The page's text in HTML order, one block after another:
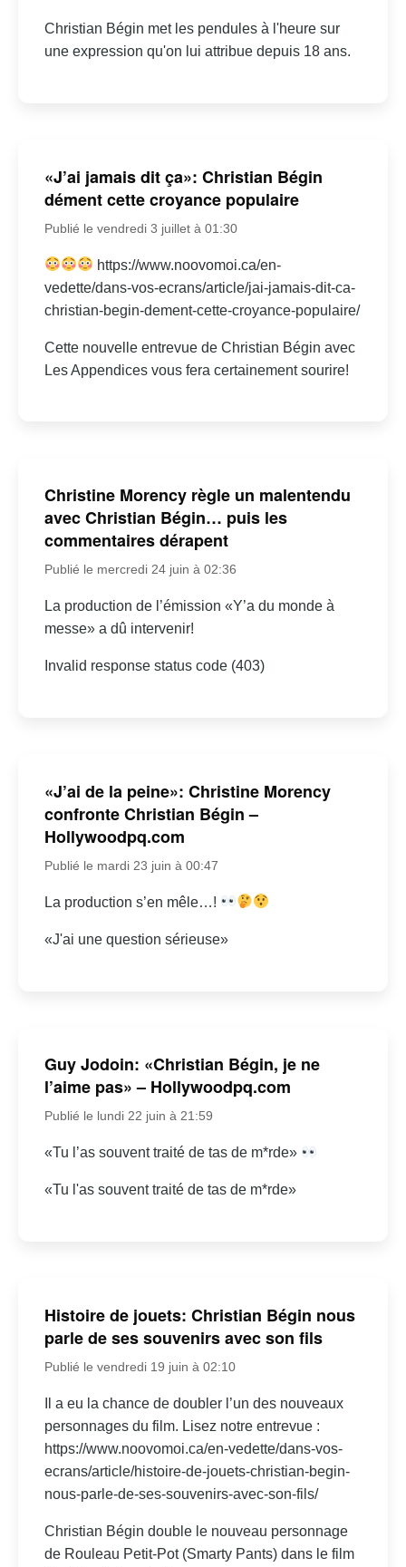
Christian Bégin met les pendules à l'heure sur
une expression qu'on lui attribue depuis 18 ans.
«J’ai jamais dit ça»: Christian Bégin
dément cette croyance populaire
Publié le vendredi 3 juillet à 01:30
https://www.noovomoi.ca/en-
vedette/dans-vos-ecrans/article/jai-jamais-dit-ca-
christian-begin-dement-cette-croyance-populaire/
Cette nouvelle entrevue de Christian Bégin avec
Les Appendices vous fera certainement sourire!
Christine Morency règle un malentendu
avec Christian Bégin… puis les
commentaires dérapent
Publié le mercredi 24 juin à 02:36
La production de l’émission «Y’a du monde à
messe» a dû intervenir!
Invalid response status code (403)
«J’ai de la peine»: Christine Morency
confronte Christian Bégin –
Hollywoodpq.com
Publié le mardi 23 juin à 00:47
La production s’en mêle…!
«J'ai une question sérieuse»
Guy Jodoin: «Christian Bégin, je ne
l’aime pas» – Hollywoodpq.com
Publié le lundi 22 juin à 21:59
«Tu l’as souvent traité de tas de m*rde»
«Tu l'as souvent traité de tas de m*rde»
Histoire de jouets: Christian Bégin nous
parle de ses souvenirs avec son fils
Publié le vendredi 19 juin à 02:10
Il a eu la chance de doubler l’un des nouveaux
personnages du film. Lisez notre entrevue :
https://www.noovomoi.ca/en-vedette/dans-vos-
ecrans/article/histoire-de-jouets-christian-begin-
nous-parle-de-ses-souvenirs-avec-son-fils/
Christian Bégin double le nouveau personnage
de Rouleau Petit-Pot (Smarty Pants) dans le film